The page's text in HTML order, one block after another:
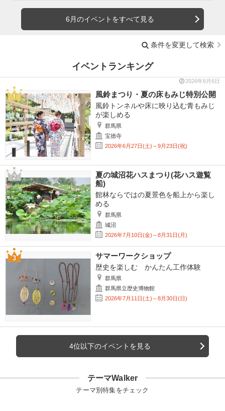
6月のイベントをすべて見る
条件を変更して検索
イベントランキング
2026年8月6日
風鈴まつり・夏の床もみじ特別公開
風鈴トンネルや床に映り込む青もみじ
が楽しめる
群馬県
宝徳寺
2026年6月27日(土)～9月23日(祝)
夏の城沼花ハスまつり(花ハス遊覧
船)
館林ならではの夏景色を船上から楽し
める
群馬県
城沼
2026年7月10日(金)～8月31日(月)
サマーワークショップ
歴史を楽しむ かんたん工作体験
群馬県
群馬県立歴史博物館
2026年7月11日(土)～8月30日(日)
4位以下のイベントを見る
テーマWalker
テーマ別特集をチェック